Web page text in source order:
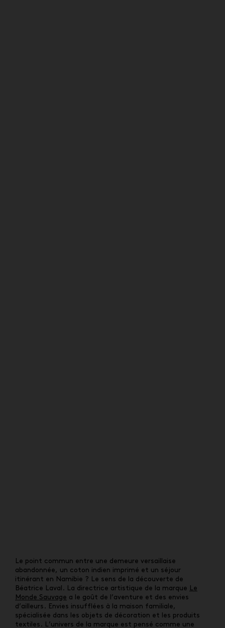
Le point commun entre une demeure versaillaise
abandonnée, un coton indien imprimé et un séjour
itinérant en Namibie ? Le sens de la découverte de
Béatrice Laval. La directrice artistique de la marque
Le
Monde Sauvage a le goût de l’aventure et des envies
d’ailleurs. Envies insufflées à la maison familiale,
spécialisée dans les objets de décoration et les produits
textiles. L’univers de la marque est pensé comme une